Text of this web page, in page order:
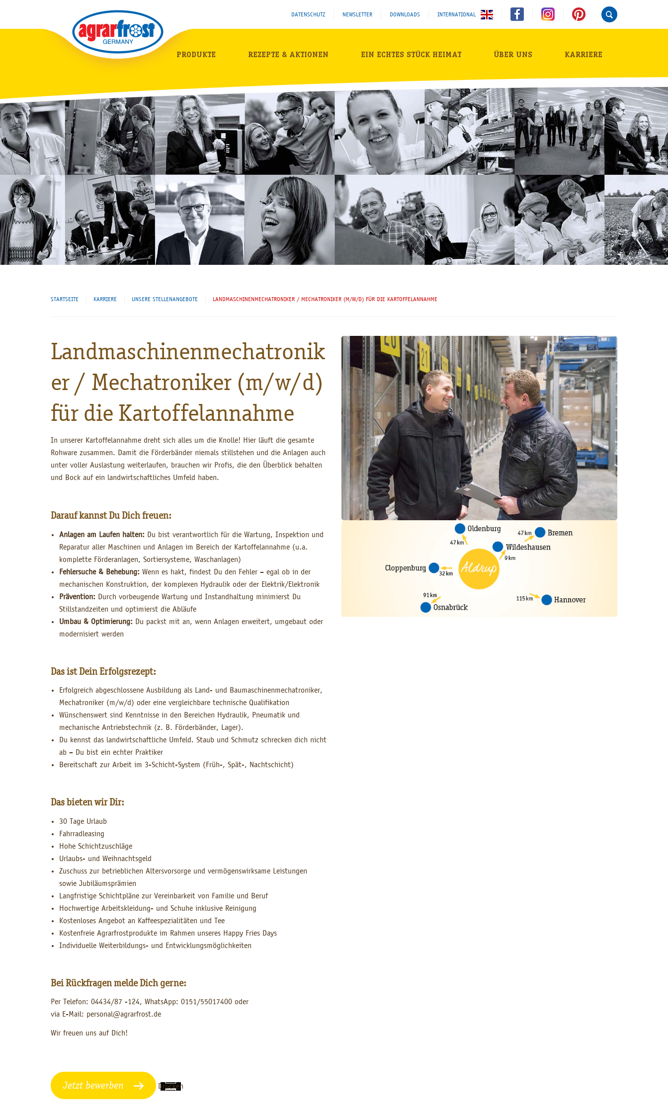
DATENSCHUTZ NEWSLETTER DOWNLOADS INTERNATIONAL
PRODUKTE REZEPTE & AKTIONEN EIN ECHTES STÜCK HEIMAT ÜBER UNS KARRIERE
STARTSEITE KARRIERE UNSERE STELLENANGEBOTE LANDMASCHINENMECHATRONIKER / MECHATRONIKER (M/W/D) FÜR DIE KARTOFFELANNAHME
Landmaschinenmechatronik
er / Mechatroniker (m/w/d)
für die Kartoffelannahme
In unserer Kartoffelannahme dreht sich alles um die Knolle! Hier läuft die gesamte
Rohware zusammen. Damit die Förderbänder niemals stillstehen und die Anlagen auch
unter voller Auslastung weiterlaufen, brauchen wir Profis, die den Überblick behalten
und Bock auf ein landwirtschaftliches Umfeld haben.
Darauf kannst Du Dich freuen:
Anlagen am Laufen halten: Du bist verantwortlich für die Wartung, Inspektion und
Reparatur aller Maschinen und Anlagen im Bereich der Kartoffelannahme (u.a.
komplette Förderanlagen, Sortiersysteme, Waschanlagen)
Fehlersuche & Behebung: Wenn es hakt, findest Du den Fehler – egal ob in der
mechanischen Konstruktion, der komplexen Hydraulik oder der Elektrik/Elektronik
Prävention: Durch vorbeugende Wartung und Instandhaltung minimierst Du
Stillstandzeiten und optimierst die Abläufe
Umbau & Optimierung: Du packst mit an, wenn Anlagen erweitert, umgebaut oder
modernisiert werden
Das ist Dein Erfolgsrezept:
Erfolgreich abgeschlossene Ausbildung als Land- und Baumaschinenmechatroniker,
Mechatroniker (m/w/d) oder eine vergleichbare technische Qualifikation
Wünschenswert sind Kenntnisse in den Bereichen Hydraulik, Pneumatik und
mechanische Antriebstechnik (z. B. Förderbänder, Lager).
Du kennst das landwirtschaftliche Umfeld. Staub und Schmutz schrecken dich nicht
ab – Du bist ein echter Praktiker
Bereitschaft zur Arbeit im 3-Schicht-System (Früh-, Spät-, Nachtschicht)
Das bieten wir Dir:
30 Tage Urlaub
Fahrradleasing
Hohe Schichtzuschläge
Urlaubs- und Weihnachtsgeld
Zuschuss zur betrieblichen Altersvorsorge und vermögenswirksame Leistungen
sowie Jubiläumsprämien
Langfristige Schichtpläne zur Vereinbarkeit von Familie und Beruf
Hochwertige Arbeitskleidung- und Schuhe inklusive Reinigung
Kostenloses Angebot an Kaffeespezialitäten und Tee
Kostenfreie Agrarfrostprodukte im Rahmen unseres Happy Fries Days
Individuelle Weiterbildungs- und Entwicklungsmöglichkeiten
Bei Rückfragen melde Dich gerne:
Per Telefon: 04434/87 -124, WhatsApp: 0151/55017400 oder
via E-Mail: personal@agrarfrost.de
Wir freuen uns auf Dich!
Jetzt bewerben Drucken